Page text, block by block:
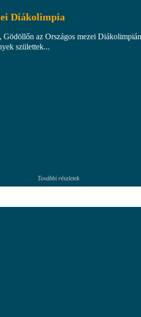
Diákolimpia
Gödöllőn az Országos mezei
születtek...
További részletek